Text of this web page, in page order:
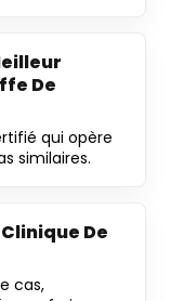
De
qui opère
similaires.
De
cas,